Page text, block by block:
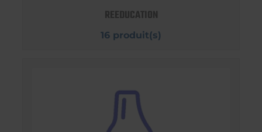
REEDUCATION
16 produit(s)